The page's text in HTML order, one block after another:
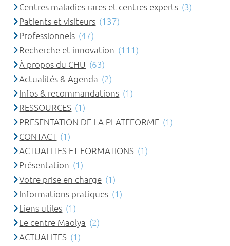
Centres maladies rares et centres experts (3)
Patients et visiteurs (137)
Professionnels (47)
Recherche et innovation (111)
À propos du CHU (63)
Actualités & Agenda (2)
Infos & recommandations (1)
RESSOURCES (1)
PRESENTATION DE LA PLATEFORME (1)
CONTACT (1)
ACTUALITES ET FORMATIONS (1)
Présentation (1)
Votre prise en charge (1)
Informations pratiques (1)
Liens utiles (1)
Le centre Maolya (2)
ACTUALITES (1)